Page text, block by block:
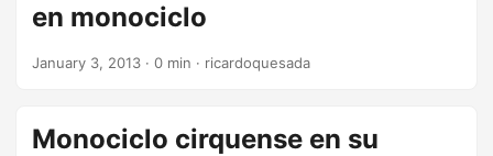
en monociclo
January 3, 2013 · 0 min · ricardoquesada
Monociclo cirquense en su